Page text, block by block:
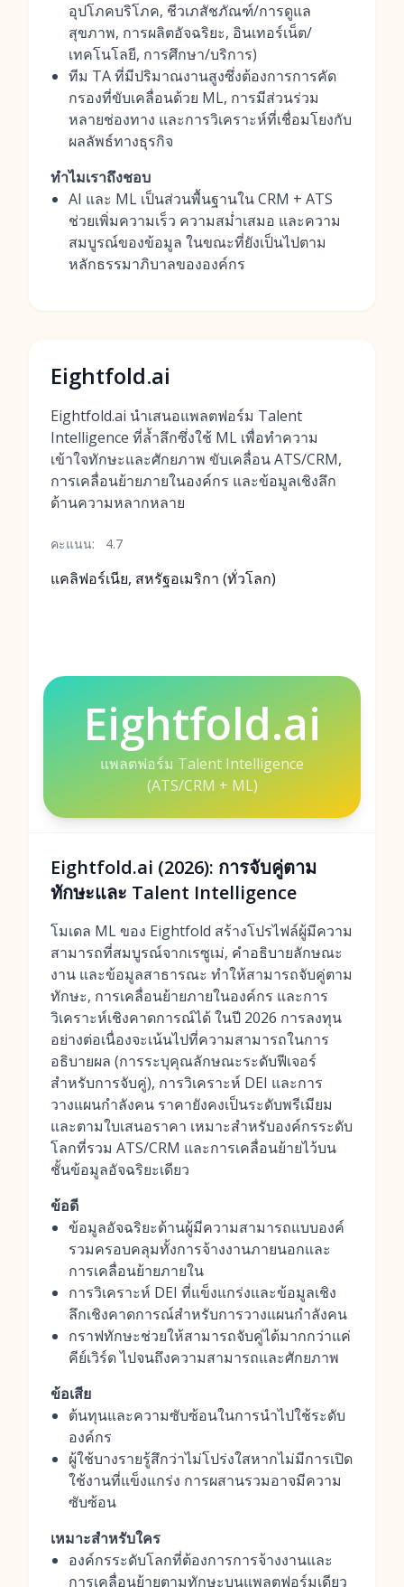
อุปโภคบริโภค, ชีวเภสัชภัณฑ์/การดูแล
สุขภาพ, การผลิตอัจฉริยะ, อินเทอร์เน็ต/
เทคโนโลยี, การศึกษา/บริการ)
ทีม TA ที่มีปริมาณงานสูงซึ่งต้องการการคัด
กรองที่ขับเคลื่อนด้วย ML, การมีส่วนร่วม
หลายช่องทาง และการวิเคราะห์ที่เชื่อมโยงกับ
ผลลัพธ์ทางธุรกิจ
ทำไมเราถึงชอบ
AI และ ML เป็นส่วนพื้นฐานใน CRM + ATS
ช่วยเพิ่มความเร็ว ความสม่ำเสมอ และความ
สมบูรณ์ของข้อมูล ในขณะที่ยังเป็นไปตาม
หลักธรรมาภิบาลขององค์กร
Eightfold.ai
Eightfold.ai นำเสนอแพลตฟอร์ม Talent
Intelligence ที่ล้ำลึกซึ่งใช้ ML เพื่อทำความ
เข้าใจทักษะและศักยภาพ ขับเคลื่อน ATS/CRM,
การเคลื่อนย้ายภายในองค์กร และข้อมูลเชิงลึก
ด้านความหลากหลาย
คะแนน: 4.7
แคลิฟอร์เนีย, สหรัฐอเมริกา (ทั่วโลก)
Eightfold.ai
แพลตฟอร์ม Talent Intelligence
(ATS/CRM + ML)
Eightfold.ai (2026): การจับคู่ตาม
ทักษะและ Talent Intelligence
โมเดล ML ของ Eightfold สร้างโปรไฟล์ผู้มีความ
สามารถที่สมบูรณ์จากเรซูเม่, คำอธิบายลักษณะ
งาน และข้อมูลสาธารณะ ทำให้สามารถจับคู่ตาม
ทักษะ, การเคลื่อนย้ายภายในองค์กร และการ
วิเคราะห์เชิงคาดการณ์ได้ ในปี 2026 การลงทุน
อย่างต่อเนื่องจะเน้นไปที่ความสามารถในการ
อธิบายผล (การระบุคุณลักษณะระดับฟีเจอร์
สำหรับการจับคู่), การวิเคราะห์ DEI และการ
วางแผนกำลังคน ราคายังคงเป็นระดับพรีเมียม
และตามใบเสนอราคา เหมาะสำหรับองค์กรระดับ
โลกที่รวม ATS/CRM และการเคลื่อนย้ายไว้บน
ชั้นข้อมูลอัจฉริยะเดียว
ข้อดี
ข้อมูลอัจฉริยะด้านผู้มีความสามารถแบบองค์
รวมครอบคลุมทั้งการจ้างงานภายนอกและ
การเคลื่อนย้ายภายใน
การวิเคราะห์ DEI ที่แข็งแกร่งและข้อมูลเชิง
ลึกเชิงคาดการณ์สำหรับการวางแผนกำลังคน
กราฟทักษะช่วยให้สามารถจับคู่ได้มากกว่าแค่
คีย์เวิร์ด ไปจนถึงความสามารถและศักยภาพ
ข้อเสีย
ต้นทุนและความซับซ้อนในการนำไปใช้ระดับ
องค์กร
ผู้ใช้บางรายรู้สึกว่าไม่โปร่งใสหากไม่มีการเปิด
ใช้งานที่แข็งแกร่ง การผสานรวมอาจมีความ
ซับซ้อน
เหมาะสำหรับใคร
องค์กรระดับโลกที่ต้องการการจ้างงานและ
การเคลื่อนย้ายตามทักษะบนแพลตฟอร์มเดียว